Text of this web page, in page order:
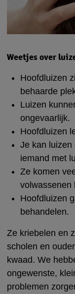
Weetjes over
Hoofdluizen
behaarde
Luizen
ongevaarlijk.
Hoofdluizen
Je kan luizen
iemand met
Ze komen
volwassenen
Hoofdluizen
behandelen.
Ze kriebelen en
scholen en
kwaad. We
ongewenste,
problemen